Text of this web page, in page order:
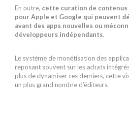
En outre, cette curation de
pour Apple et Google qui peuvent
avant des apps nouvelles ou
développeurs indépendants.
Le système de monétisation des
reposant souvent sur les achats
plus de dynamiser ces derniers, cette
un plus grand nombre d’éditeurs.